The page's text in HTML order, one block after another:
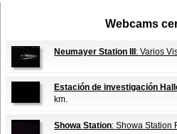
Webcams
Neumayer Station III : Varios
Estación de investigación
km.
Showa Station: Showa Station